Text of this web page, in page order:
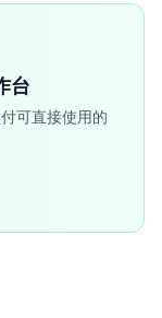
台
可直接使用的